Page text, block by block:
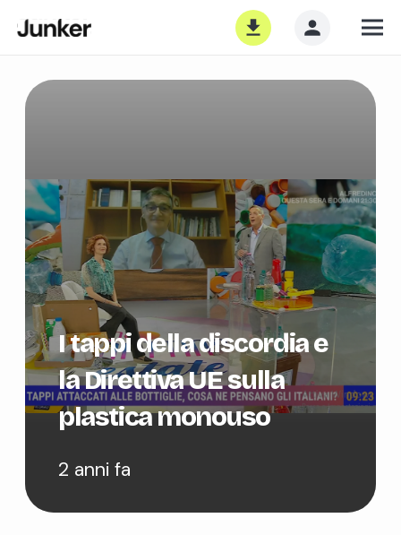
I tappi della discordia e
la Direttiva UE sulla
plastica monouso
2 anni fa